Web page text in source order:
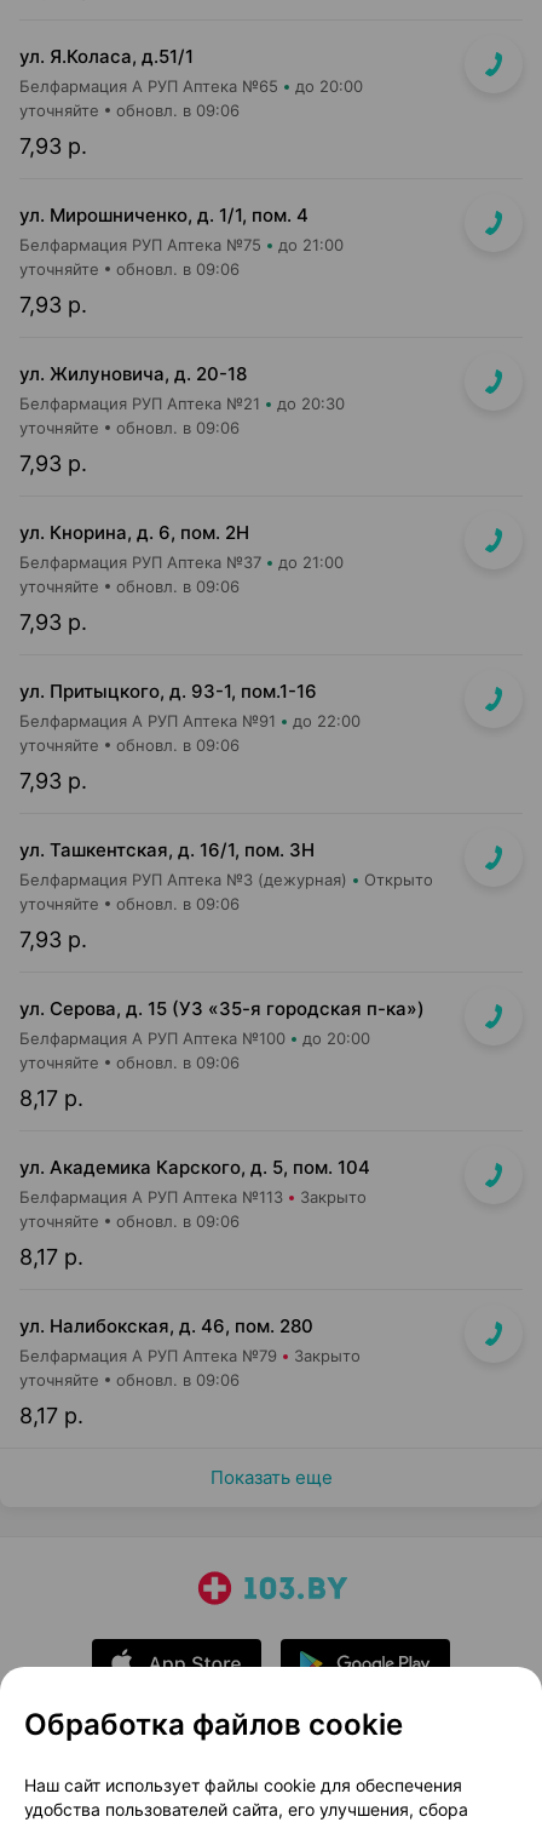
ул. Я.Коласа, д.51/1
Белфармация А РУП Аптека №65 до 20:00
7,93 р.
уточняйте обновл. в 09:06
ул. Мирошниченко, д. 1/1, пом. 4
Белфармация РУП Аптека №75 до 21:00
7,93 р.
уточняйте обновл. в 09:06
ул. Жилуновича, д. 20-18
Белфармация РУП Аптека №21 до 20:30
7,93 р.
уточняйте обновл. в 09:06
ул. Кнорина, д. 6, пом. 2Н
Белфармация РУП Аптека №37 до 21:00
7,93 р.
уточняйте обновл. в 09:06
ул. Притыцкого, д. 93-1, пом.1-16
Белфармация А РУП Аптека №91 до 22:00
7,93 р.
уточняйте обновл. в 09:06
ул. Ташкентская, д. 16/1, пом. 3Н
Белфармация РУП Аптека №3 (дежурная) Открыто
7,93 р.
уточняйте обновл. в 09:06
ул. Серова, д. 15 (УЗ «35-я городская п-ка»)
Белфармация А РУП Аптека №100 до 20:00
8,17 р.
уточняйте обновл. в 09:06
ул. Академика Карского, д. 5, пом. 104
Белфармация А РУП Аптека №113 Закрыто
8,17 р.
уточняйте обновл. в 09:06
ул. Налибокская, д. 46, пом. 280
Белфармация А РУП Аптека №79 Закрыто
8,17 р.
уточняйте обновл. в 09:06
Показать еще
О проекте
Новости проекта
Размещение рекламы
Медицинский маркетинг
Обработка файлов cookie
Наш сайт использует файлы cookie для обеспечения
удобства пользователей сайта, его улучшения, сбора